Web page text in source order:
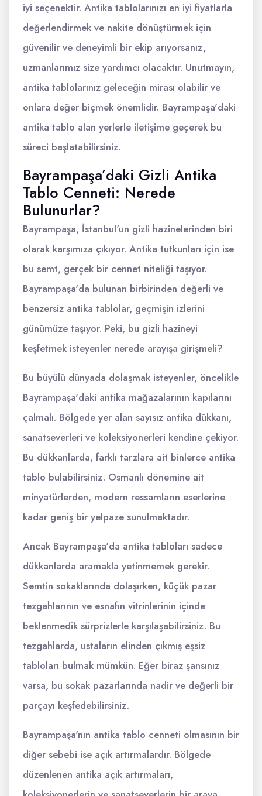
iyi seçenektir. Antika tablolarınızı en iyi fiyatlarla
değerlendirmek ve nakite dönüştürmek için
güvenilir ve deneyimli bir ekip arıyorsanız,
uzmanlarımız size yardımcı olacaktır. Unutmayın,
antika tablolarınız geleceğin mirası olabilir ve
onlara değer biçmek önemlidir. Bayrampaşa'daki
antika tablo alan yerlerle iletişime geçerek bu
süreci başlatabilirsiniz.
Bayrampaşa’daki Gizli Antika
Tablo Cenneti: Nerede
Bulunurlar?
Bayrampaşa, İstanbul'un gizli hazinelerinden biri
olarak karşımıza çıkıyor. Antika tutkunları için ise
bu semt, gerçek bir cennet niteliği taşıyor.
Bayrampaşa'da bulunan birbirinden değerli ve
benzersiz antika tablolar, geçmişin izlerini
günümüze taşıyor. Peki, bu gizli hazineyi
keşfetmek isteyenler nerede arayışa girişmeli?
Bu büyülü dünyada dolaşmak isteyenler, öncelikle
Bayrampaşa'daki antika mağazalarının kapılarını
çalmalı. Bölgede yer alan sayısız antika dükkanı,
sanatseverleri ve koleksiyonerleri kendine çekiyor.
Bu dükkanlarda, farklı tarzlara ait binlerce antika
tablo bulabilirsiniz. Osmanlı dönemine ait
minyatürlerden, modern ressamların eserlerine
kadar geniş bir yelpaze sunulmaktadır.
Ancak Bayrampaşa'da antika tabloları sadece
dükkanlarda aramakla yetinmemek gerekir.
Semtin sokaklarında dolaşırken, küçük pazar
tezgahlarının ve esnafın vitrinlerinin içinde
beklenmedik sürprizlerle karşılaşabilirsiniz. Bu
tezgahlarda, ustaların elinden çıkmış eşsiz
tabloları bulmak mümkün. Eğer biraz şansınız
varsa, bu sokak pazarlarında nadir ve değerli bir
parçayı keşfedebilirsiniz.
Bayrampaşa'nın antika tablo cenneti olmasının bir
diğer sebebi ise açık artırmalardır. Bölgede
düzenlenen antika açık artırmaları,